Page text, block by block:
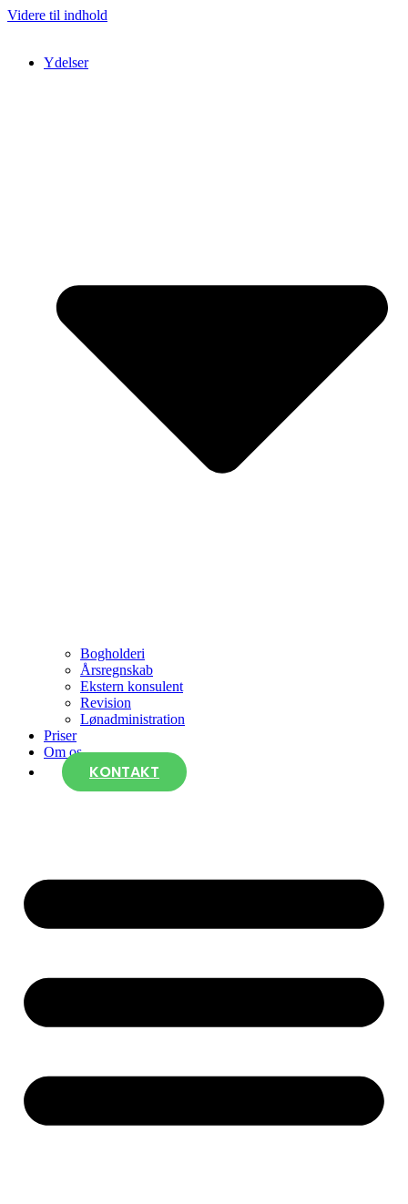
Videre til indhold
Ydelser
Bogholderi
Årsregnskab
Ekstern konsulent
Revision
Lønadministration
Priser
Om os
KONTAKT